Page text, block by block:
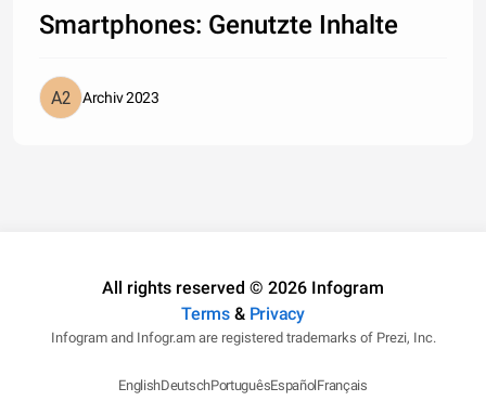
Smartphones: Genutzte Inhalte
Archiv 2023
All rights reserved © 2026 Infogram
Terms& Privacy
Infogram and Infogr.am are registered trademarks of Prezi, Inc.
EnglishDeutschPortuguêsEspañolFrançais